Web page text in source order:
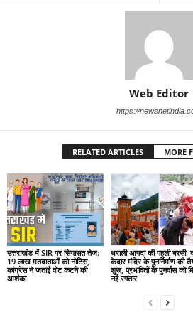
Web Editor
https://
RELATED ARTICLES MORE
उत्तराखंड में SIR पर सियासत तेज:
19 लाख मतदाताओं को नोटिस,
कांग्रेस ने जताई वोट कटने की
आशंका
धराली आपदा की पहली बरसी:
केदार मंदिर के पुनर्निर्माण की
शुरू, प्रभावितों के पुनर्वास को
नई रफ्तार